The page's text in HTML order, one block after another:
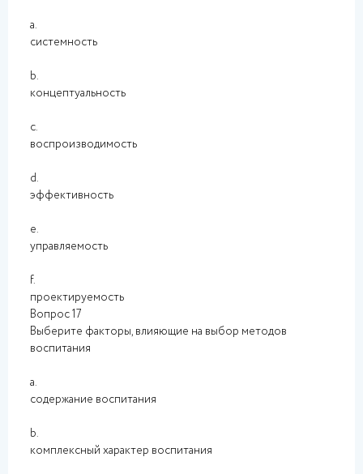
a.
системность
b.
концептуальность
c.
воспроизводимость
d.
эффективность
e.
управляемость
f.
проектируемость
Вопрос 17
Выберите факторы, влияющие на выбор методов
воспитания
a.
содержание воспитания
b.
комплексный характер воспитания